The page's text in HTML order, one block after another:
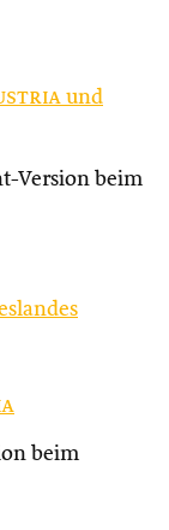
und
Version beim
beim